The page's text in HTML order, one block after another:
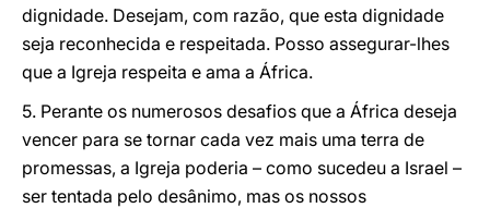
dignidade. Desejam, com razão, que esta dignidade
seja reconhecida e respeitada. Posso assegurar-lhes
que a Igreja respeita e ama a África.
5. Perante os numerosos desafios que a África deseja
vencer para se tornar cada vez mais uma terra de
promessas, a Igreja poderia – como sucedeu a Israel –
ser tentada pelo desânimo, mas os nossos